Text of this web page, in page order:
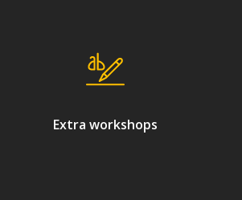
Extra workshops